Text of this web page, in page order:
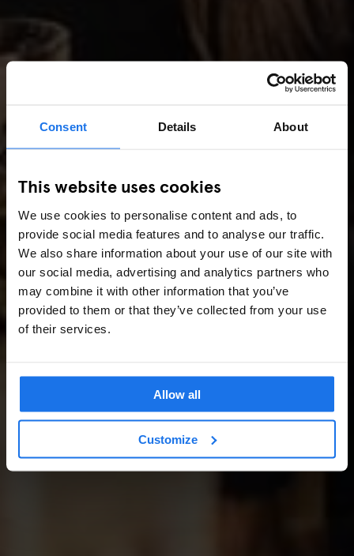
Consent Details About
This website uses cookies
We use cookies to personalise content and ads, to
provide social media features and to analyse our traffic.
We also share information about your use of our site with
our social media, advertising and analytics partners who
may combine it with other information that you’ve
provided to them or that they’ve collected from your use
of their services.
Allow all
Customize